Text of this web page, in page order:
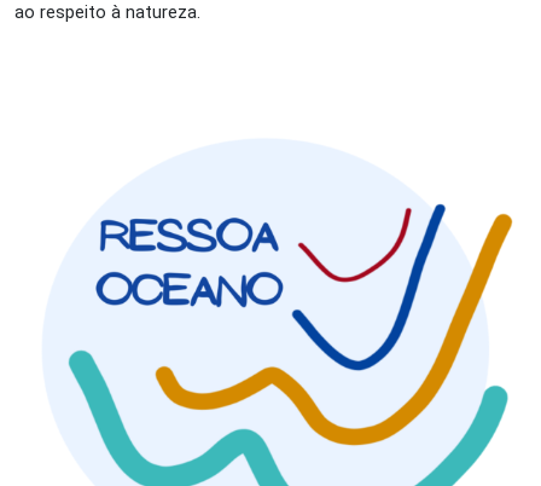
ao respeito à natureza.